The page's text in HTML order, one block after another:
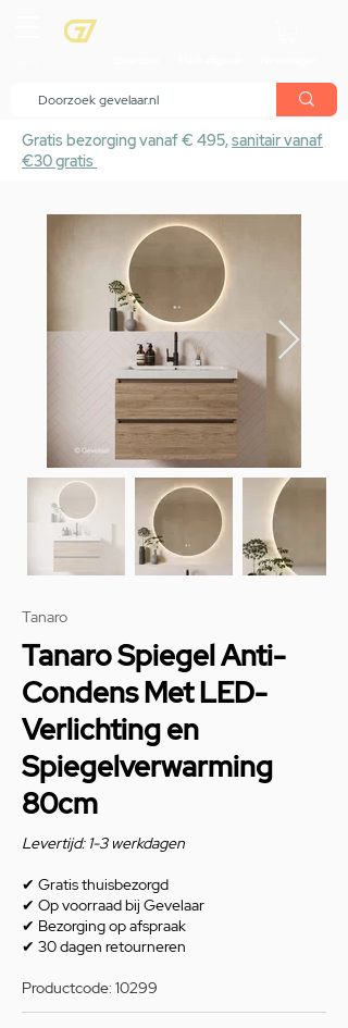
Gratis bezorging vanaf € 495,sanitair vanaf
€30 gratis
Tanaro
Tanaro Spiegel Anti-
Condens Met LED-
Verlichting en
Spiegelverwarming
80cm
Levertijd: 1-3 werkdagen
✔ Gratis thuisbezorgd
✔ Op voorraad bij Gevelaar
✔ Bezorging op afspraak
✔ 30 dagen retourneren
Productcode: 10299